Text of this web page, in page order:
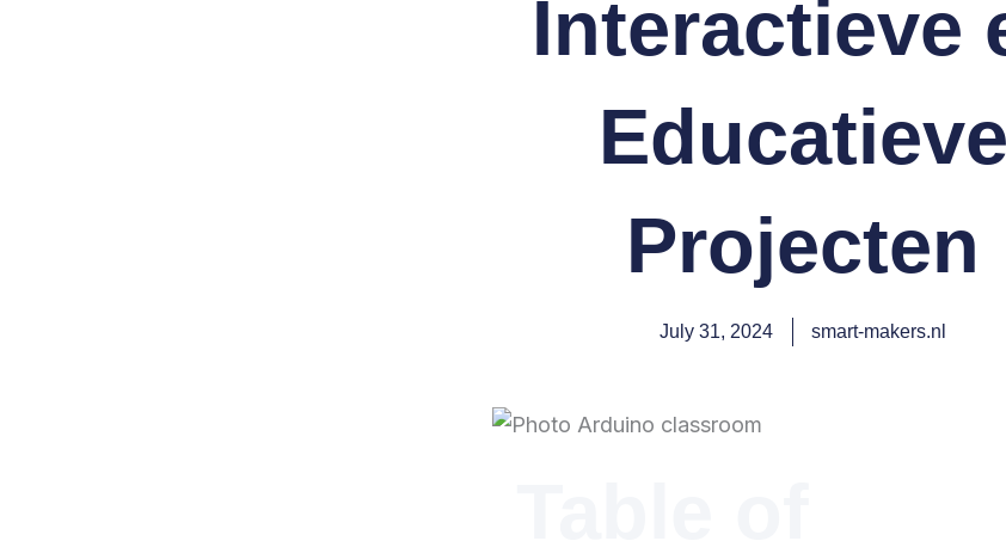
Interactieve
Educatieve
Projecten
July 31, 2024 smart-makers.nl